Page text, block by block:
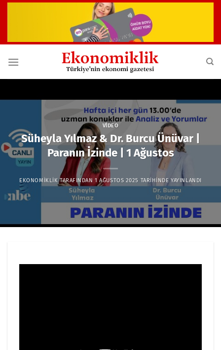
VIDEO
Süheyla Yılmaz & Dr. Burcu Ünüvar |
Paranın İzinde | 1 Ağustos
EKONOMIKLIKTARAFINDAN 1 AĞUSTOS 2025 TARIHINDE YAYINLANDI